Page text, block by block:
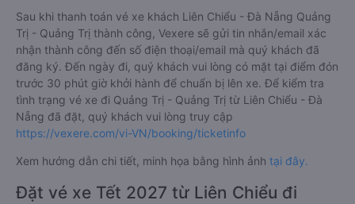
Sau khi thanh toán vé xe khách Liên Chiểu - Đà Nẵng Quảng
Trị - Quảng Trị thành công, Vexere sẽ gửi tin nhắn/email xác
nhận thành công đến số điện thoại/email mà quý khách đã
đăng ký. Đến ngày đi, quý khách vui lòng có mặt tại điểm đón
trước 30 phút giờ khởi hành để chuẩn bị lên xe. Để kiểm tra
tình trạng vé xe đi Quảng Trị - Quảng Trị từ Liên Chiểu - Đà
Nẵng đã đặt, quý khách vui lòng truy cập
https://vexere.com/vi-VN/booking/ticketinfo
Xem hướng dẫn chi tiết, minh họa bằng hình ảnh tại đây.
Đặt vé xe Tết 2027 từ Liên Chiểu đi